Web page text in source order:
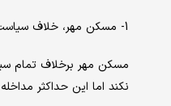
1- مسکن مهر، خلاف سیاست‌های ابلاغی امام و رهبری - 21 فروردین 1393 :
مسکن مهر برخلاف تمام
نکند اما این حداکثر